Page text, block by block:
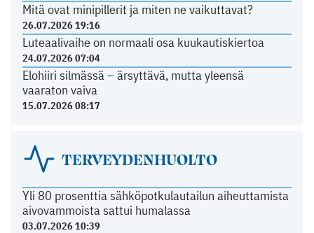
Mitä ovat minipillerit ja miten ne vaikuttavat?
26.07.2026 19:16
Luteaalivaihe on normaali osa kuukautiskiertoa
24.07.2026 07:04
Elohiiri silmässä – ärsyttävä, mutta yleensä
vaaraton vaiva
15.07.2026 08:17
TERVEYDENHUOLTO
Yli 80 prosenttia sähköpotkulautailun aiheuttamista
aivovammoista sattui humalassa
03.07.2026 10:39